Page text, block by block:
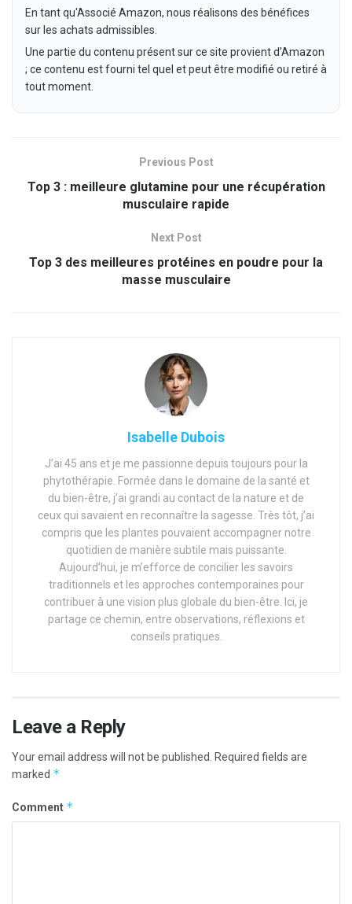
En tant qu'Associé Amazon, nous réalisons des bénéfices
sur les achats admissibles.
Une partie du contenu présent sur ce site provient d’Amazon
; ce contenu est fourni tel quel et peut être modifié ou retiré à
tout moment.
Previous Post
Top 3 : meilleure glutamine pour une récupération
musculaire rapide
Next Post
Top 3 des meilleures protéines en poudre pour la
masse musculaire
Isabelle Dubois
J’ai 45 ans et je me passionne depuis toujours pour la
phytothérapie. Formée dans le domaine de la santé et
du bien-être, j’ai grandi au contact de la nature et de
ceux qui savaient en reconnaître la sagesse. Très tôt, j’ai
compris que les plantes pouvaient accompagner notre
quotidien de manière subtile mais puissante.
Aujourd’hui, je m’efforce de concilier les savoirs
traditionnels et les approches contemporaines pour
contribuer à une vision plus globale du bien-être. Ici, je
partage ce chemin, entre observations, réflexions et
conseils pratiques.
Leave a Reply
Your email address will not be published.
Required fields are
marked *
Comment *